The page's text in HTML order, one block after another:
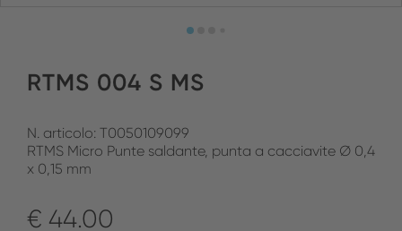
RTMS 004 S MS
N. articolo: T0050109099
RTMS Micro Punte saldante, punta a cacciavite Ø 0,4
x 0,15 mm
€ 44.00